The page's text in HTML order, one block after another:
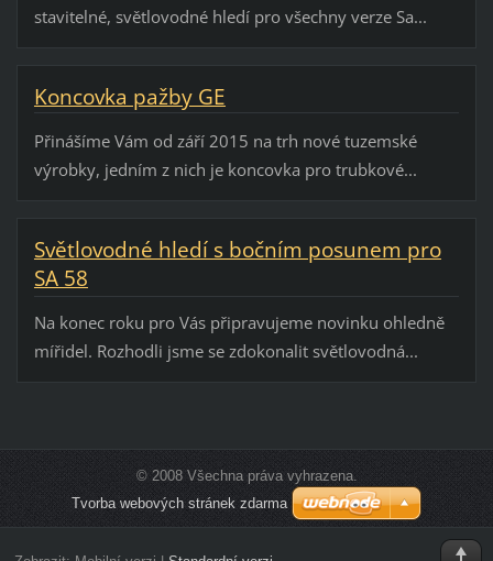
stavitelné, světlovodné hledí pro všechny verze Sa...
Koncovka pažby GE
Přinášíme Vám od září 2015 na trh nové tuzemské
výrobky, jedním z nich je koncovka pro trubkové...
Světlovodné hledí s bočním posunem pro
SA 58
Na konec roku pro Vás připravujeme novinku ohledně
mířidel. Rozhodli jsme se zdokonalit světlovodná...
© 2008 Všechna práva vyhrazena.
Tvorba webových stránek zdarma